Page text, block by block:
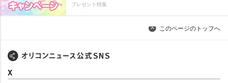
プレゼント特集
このページのトップへ
X